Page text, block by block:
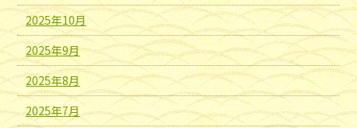
2025年10月
2025年9月
2025年8月
2025年7月